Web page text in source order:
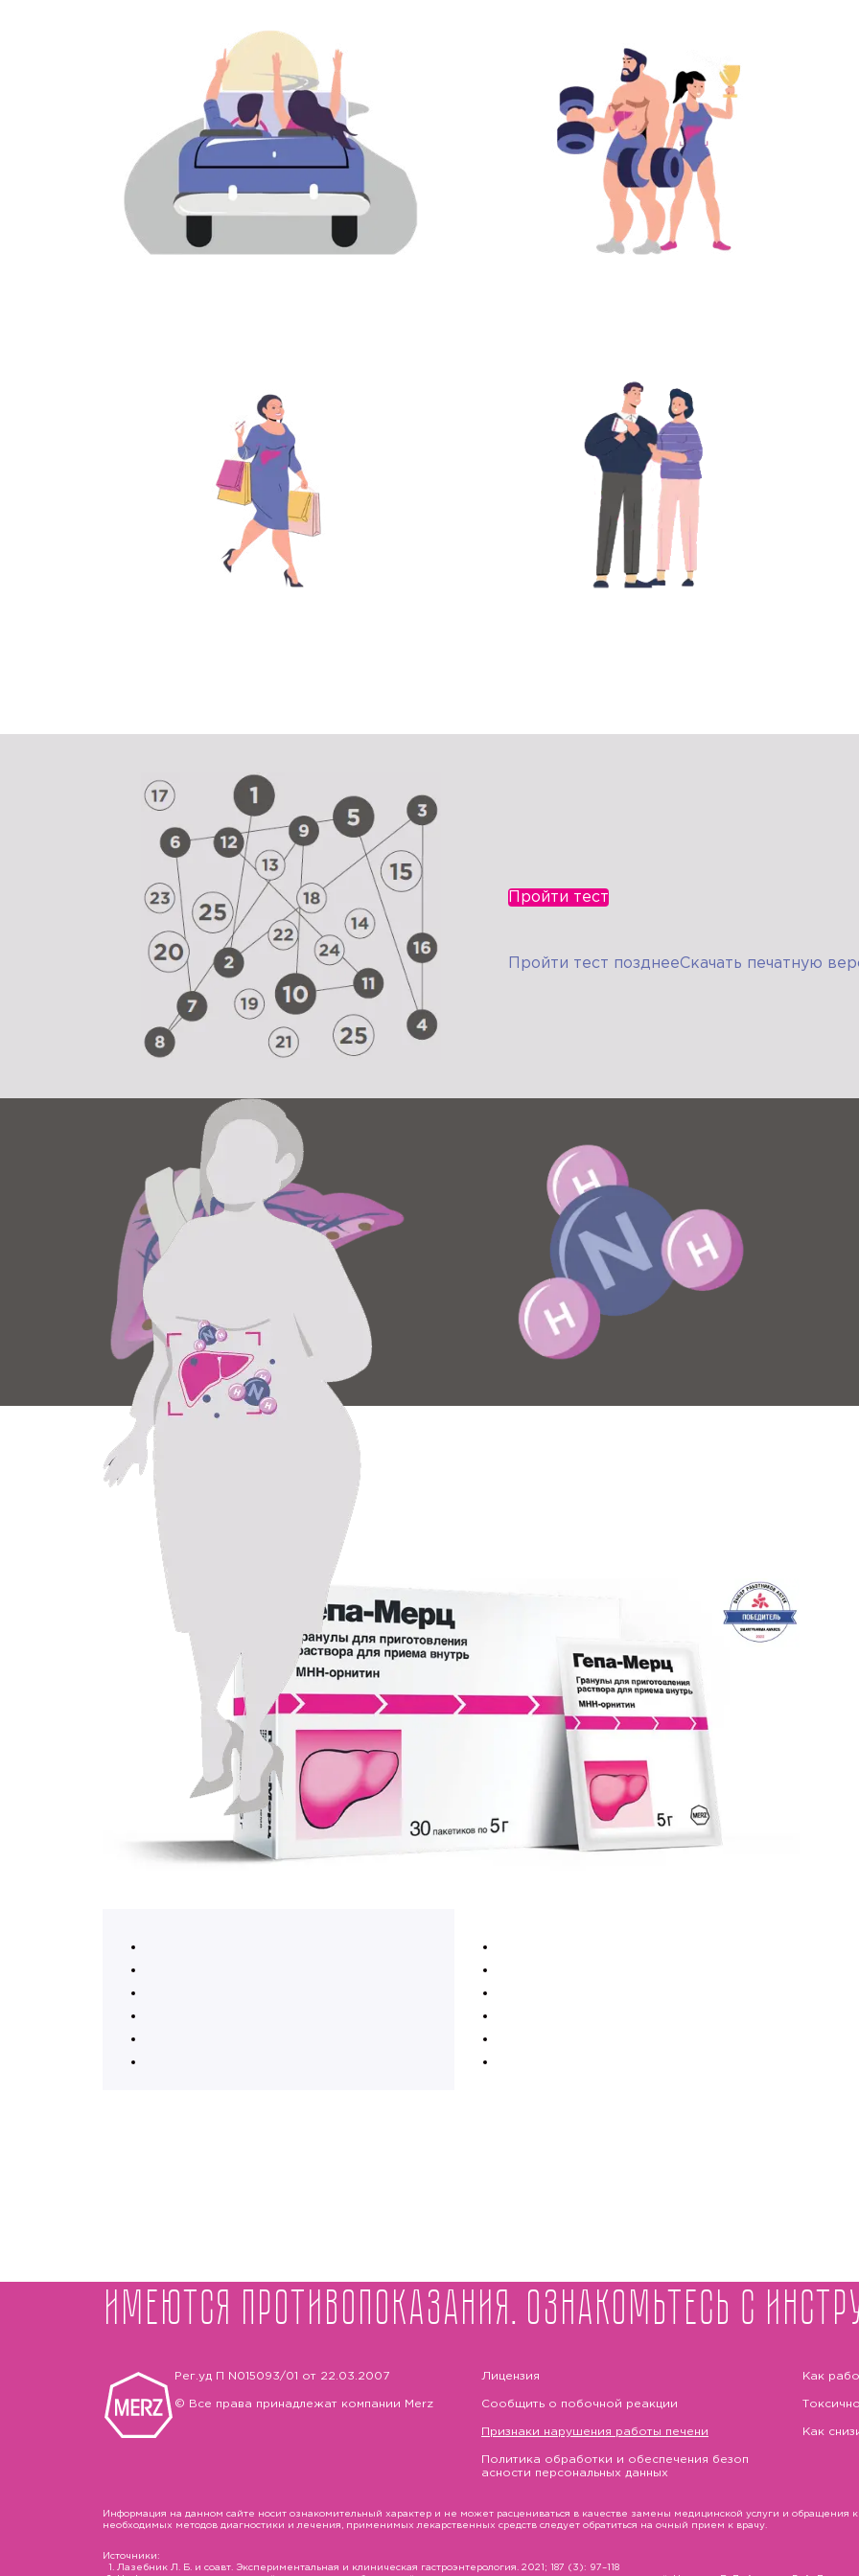
Пройти тест
Пройти тест позднееСкачать печатную
Имеются противопоказания. Ознакомьтесь с
Рег.уд П N015093/01 от 22.03.2007
© Все права принадлежат компании Merz
Лицензия
Сообщить о побочной реакции
Признаки нарушения работы печени
Политика обработки и обеспечения безоп
асности персональных данных
Как
Как
Информация на данном сайте носит ознакомительный характер и не может расцениваться в качестве замены медицинской услуги и обращения к
необходимых методов диагностики и лечения, применимых лекарственных средств следует обратиться на очный прием к врачу.
Источники:
Лазебник Л. Б. и соавт. Экспериментальная и клиническая гастроэнтерология. 2021; 187 (3): 97–118